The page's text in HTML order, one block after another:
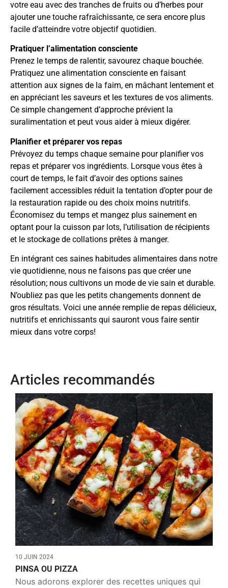
votre eau avec des tranches de fruits ou d’herbes pour
ajouter une touche rafraîchissante, ce sera encore plus
facile d’atteindre votre objectif quotidien.
Pratiquer l’alimentation consciente
Prenez le temps de ralentir, savourez chaque bouchée.
Pratiquez une alimentation consciente en faisant
attention aux signes de la faim, en mâchant lentement et
en appréciant les saveurs et les textures de vos aliments.
Ce simple changement d’approche prévient la
suralimentation et peut vous aider à mieux digérer.
Planifier et préparer vos repas
Prévoyez du temps chaque semaine pour planifier vos
repas et préparer vos ingrédients. Lorsque vous êtes à
court de temps, le fait d’avoir des options saines
facilement accessibles réduit la tentation d’opter pour de
la restauration rapide ou des choix moins nutritifs.
Économisez du temps et mangez plus sainement en
optant pour la cuisson par lots, l’utilisation de récipients
et le stockage de collations prêtes à manger.
En intégrant ces saines habitudes alimentaires dans notre
vie quotidienne, nous ne faisons pas que créer une
résolution; nous cultivons un mode de vie sain et durable.
N’oubliez pas que les petits changements donnent de
gros résultats. Voici une année remplie de repas délicieux,
nutritifs et enrichissants qui sauront vous faire sentir
mieux dans votre corps!
Articles recommandés
10 JUIN 2024
PINSA OU PIZZA
Nous adorons explorer des recettes uniques qui